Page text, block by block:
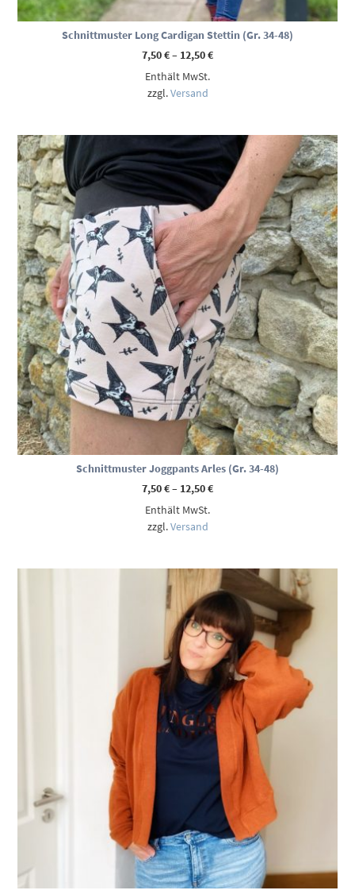
Schnittmuster Long Cardigan Stettin (Gr. 34-48)
7,50€– 12,50€Preisspanne:
Enthält MwSt.
zzgl.Versand
Schnittmuster Joggpants Arles (Gr. 34-48)
7,50€– 12,50€Preisspanne:
Enthält MwSt.
zzgl.Versand